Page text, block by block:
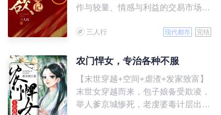
作与较量、情感与利益的交易市场。
有胸怀天地，志存高远，方能直抵彼
洗练和尔虞仕途的淬炼，终凭一颗畏
升，成为主宰别人命运的人。
三人行 现代都市 完结
农门悍女，专治各种不服
【末世穿越+空间+虐渣+发家致富】
末世女穿越而来，包子娘备受欺凌，
举人爹京城惨死，老虔婆毒计层出不